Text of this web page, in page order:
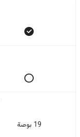
19 بوصة